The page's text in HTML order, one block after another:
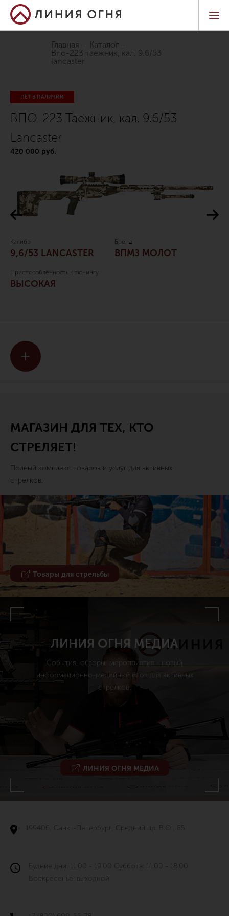
Главная
Каталог
впо-223 таежник, кал. 9.6/53
lancaster
НЕТ В НАЛИЧИИ
ВПО-223 Таежник, кал. 9.6/53
Lancaster
420 000 руб.
Калибр
9,6/53 LANCASTER
Бренд
ВПМЗ МОЛОТ
Приспособленность к тюнингу
ВЫСОКАЯ
ЛИНИЯ ОГНЯ МЕДИА
События, обзоры, мероприятия - новый
информационно-медийный блок для активных
стрелков!
ЛИНИЯ ОГНЯ МЕДИА
МАГАЗИН ДЛЯ ТЕХ, КТО
СТРЕЛЯЕТ!
Полный комплекс товаров и услуг для активных
стрелков.
Товары для стрельбы
199406, Санкт-Петербург, Средний пр. В.О., 85
Будние дни: 11:00 - 19:00 Суббота: 11:00 - 18:00
Воскресенье: выходной